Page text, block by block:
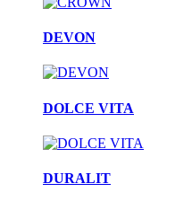
DEVON
DOLCE VITA
DURALIT